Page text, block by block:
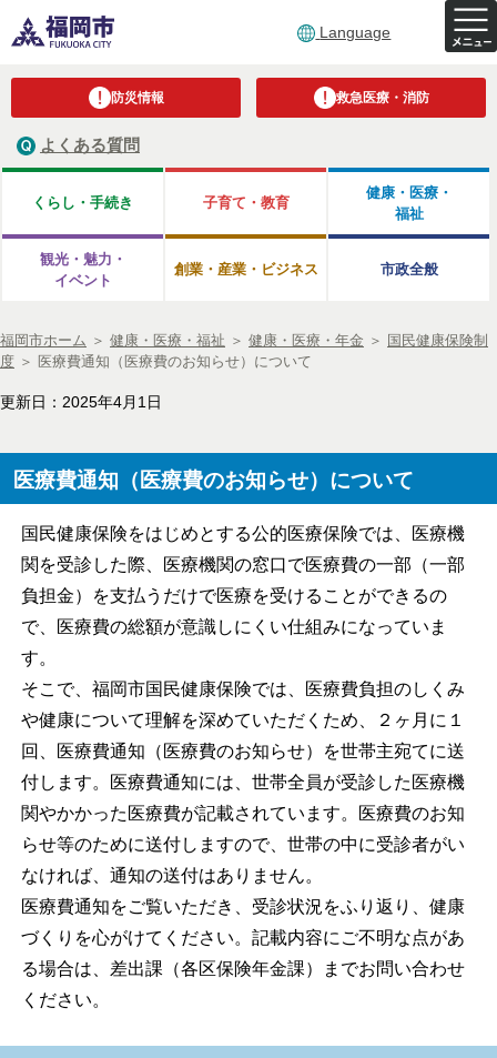
Language
防災情報 救急医療・消防
よくある質問
くらし・手続き 子育て・教育
健康・医療・
福祉
観光・魅力・
イベント
創業・産業・ビジネス 市政全般
福岡市ホーム ＞ 健康・医療・福祉 ＞ 健康・医療・年金 ＞ 国民健康保険制
度 ＞ 医療費通知（医療費のお知らせ）について
更新日：2025年4月1日
医療費通知（医療費のお知らせ）について
国民健康保険をはじめとする公的医療保険では、医療機
関を受診した際、医療機関の窓口で医療費の一部（一部
負担金）を支払うだけで医療を受けることができるの
で、医療費の総額が意識しにくい仕組みになっていま
す。
そこで、福岡市国民健康保険では、医療費負担のしくみ
や健康について理解を深めていただくため、２ヶ月に１
回、医療費通知（医療費のお知らせ）を世帯主宛てに送
付します。医療費通知には、世帯全員が受診した医療機
関やかかった医療費が記載されています。医療費のお知
らせ等のために送付しますので、世帯の中に受診者がい
なければ、通知の送付はありません。
医療費通知をご覧いただき、受診状況をふり返り、健康
づくりを心がけてください。記載内容にご不明な点があ
る場合は、差出課（各区保険年金課）までお問い合わせ
ください。